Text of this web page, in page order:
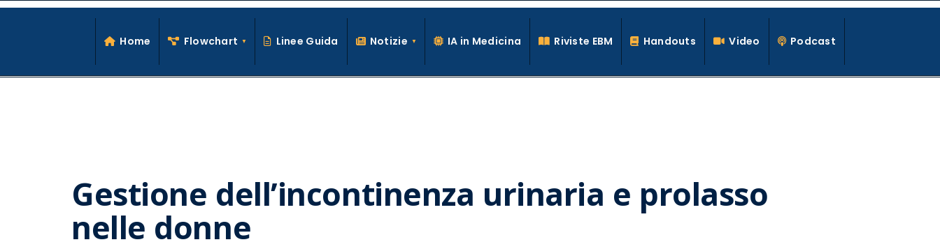
Skip
La conoscenza clinica per la pratica medica quotidiana
Home Flowchart Linee Guida Notizie IA in Medicina Riviste EBM Handouts Video Podcast
Gestione dell’incontinenza urinaria e prolasso
nelle donne